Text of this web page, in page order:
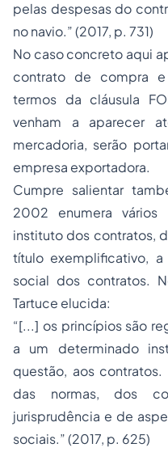
pelas despesas do
no navio.” (2017, p. 731)
No caso concreto aqui
contrato de compra
termos da cláusula
venham a aparecer
mercadoria, serão
empresa exportadora.
Cumpre salientar
2002 enumera vários
instituto dos contratos,
título exemplificativo,
social dos contratos.
Tartuce elucida:
“[...] os princípios são
a um determinado
questão, aos
das normas, dos
jurisprudência e de
sociais.” (2017, p. 625)